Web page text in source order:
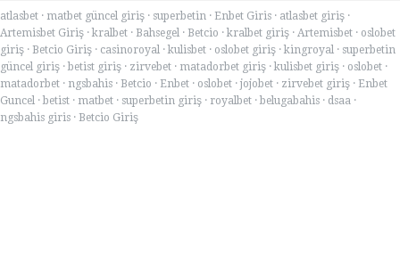
atlasbet · matbet güncel giriş · superbetin · Enbet Giris · atlasbet giriş ·
Artemisbet Giriş · kralbet · Bahsegel · Betcio · kralbet giriş · Artemisbet · oslobet
giriş · Betcio Giriş · casinoroyal · kulisbet · oslobet giriş · kingroyal · superbetin
güncel giriş · betist giriş · zirvebet · matadorbet giriş · kulisbet giriş · oslobet ·
matadorbet · ngsbahis · Betcio · Enbet · oslobet · jojobet · zirvebet giriş · Enbet
Guncel · betist · matbet · superbetin giriş · royalbet · belugabahis · dsaa ·
ngsbahis giris · Betcio Giriş